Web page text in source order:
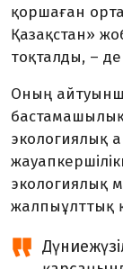
қоршаған
Қазақстан»
тоқталды, –
Оның
экологиялық
экологиялық
жалпыұлттық